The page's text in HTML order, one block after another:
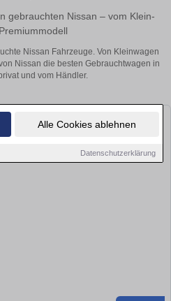
Alle Cookies ablehnen
Datenschutzerklärung
gebrauchten Nissan – vom Klein-
Nissan Fahrzeuge. Von Kleinwagen
Nissan die besten Gebrauchtwagen in
und vom Händler.